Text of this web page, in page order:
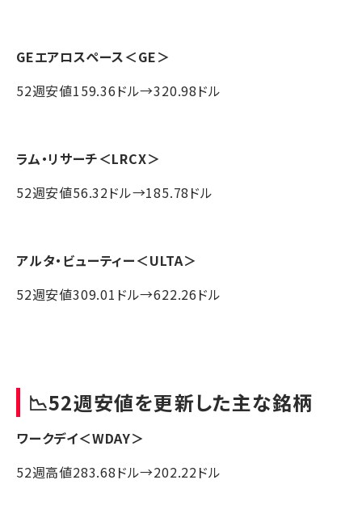
GEエアロスペース＜GE＞
52週安値159.36ドル→320.98ドル
ラム・リサーチ＜LRCX＞
52週安値56.32ドル→185.78ドル
アルタ・ビューティー＜ULTA＞
52週安値309.01ドル→622.26ドル
📉52週安値を更新した主な銘柄
ワークデイ＜WDAY＞
52週高値283.68ドル→202.22ドル